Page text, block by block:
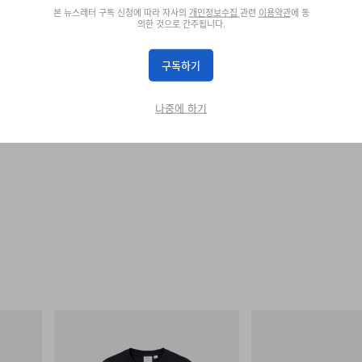
본 뉴스레터 구독 신청에 따라 자사의 개인정보수집 관련 이용약관에 동
의한 것으로 간주됩니다.
구독하기
나중에 하기